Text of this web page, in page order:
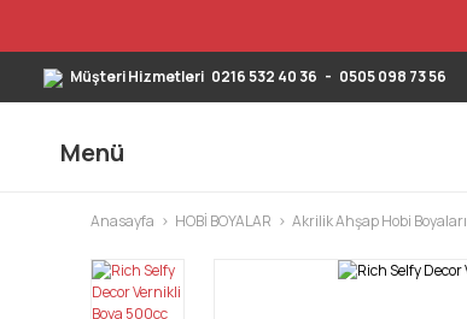
Müşteri Hizmetleri 0216 532 40 36 - 0505 098 73 56
Menü
Anasayfa HOBİ BOYALAR Akrilik Ahşap Hobi Boyaları